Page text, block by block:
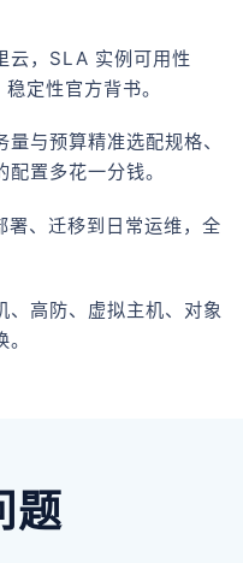
，SLA 实例可用性
定性官方背书。
与预算精准选配规格、
置多花一分钱。
、迁移到日常运维，全
高防、虚拟主机、对象
题